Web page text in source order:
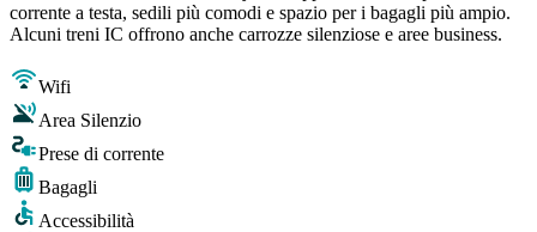
corrente a testa, sedili più comodi e spazio per i bagagli più ampio.
Alcuni treni IC offrono anche carrozze silenziose e aree business.
Wifi
Area Silenzio
Prese di corrente
Bagagli
Accessibilità